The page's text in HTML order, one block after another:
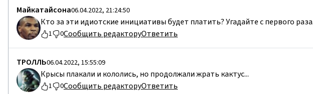
Майкатайсона06.04.2022, 21:24:50
Кто за эти идиотские инициативы будет платить? Угадайте с первого раза.
1 0Сообщить редакторуОтветить
TPOЛЛЬ06.04.2022, 15:55:09
Крысы плакали и кололись, но продолжали жрать кактус...
1 0Сообщить редакторуОтветить